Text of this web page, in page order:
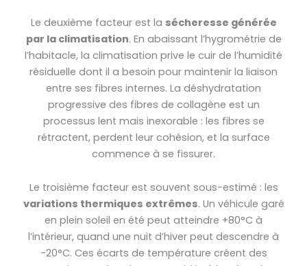
Le deuxième facteur est la sécheresse générée
par la climatisation. En abaissant l’hygrométrie de
l’habitacle, la climatisation prive le cuir de l’humidité
résiduelle dont il a besoin pour maintenir la liaison
entre ses fibres internes. La déshydratation
progressive des fibres de collagène est un
processus lent mais inexorable : les fibres se
rétractent, perdent leur cohésion, et la surface
commence à se fissurer.
Le troisième facteur est souvent sous-estimé : les
variations thermiques extrêmes. Un véhicule garé
en plein soleil en été peut atteindre +80°C à
l’intérieur, quand une nuit d’hiver peut descendre à
-20°C. Ces écarts de température créent des